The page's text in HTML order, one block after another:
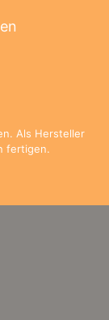
Als Hersteller
fertigen.